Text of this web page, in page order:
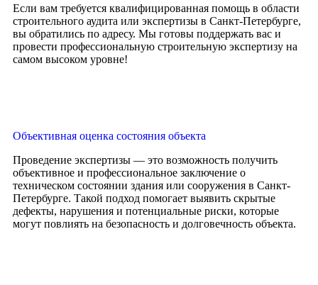
Если вам требуется квалифицированная помощь в области
строительного аудита или экспертизы в Санкт-Петербурге,
вы обратились по адресу. Мы готовы поддержать вас и
провести профессиональную строительную экспертизу на
самом высоком уровне!
Объективная оценка состояния объекта
Проведение экспертизы — это возможность получить
объективное и профессиональное заключение о
техническом состоянии здания или сооружения в Санкт-
Петербурге. Такой подход помогает выявить скрытые
дефекты, нарушения и потенциальные риски, которые
могут повлиять на безопасность и долговечность объекта.